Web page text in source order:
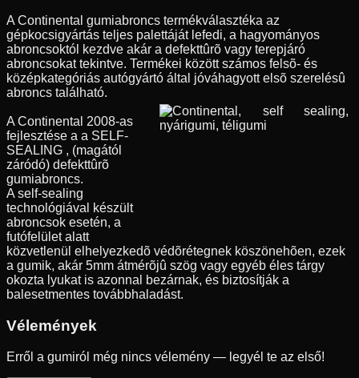
A Continental gumiabroncs termékválasztéka az
gépkocsigyártás teljes palettáját lefedi, a hagyományos
abroncsoktól kezdve akár a defekttûrõ vagy terepjáró
abroncsokat tekintve. Termékei között számos felsõ- és
középkategóriás autógyártó által jóváhagyott elsõ szerelésû
abroncs található.
A Continental 2008-as
fejlesztése a a SELF-
SEALING , (magától
záródó) defekttûrõ
gumiabroncs.
A self-sealing
technológiával készült
abroncsok esetén, a
futófelület alatt
közvetlenül elhelyezkedõ védõrétegnek köszönehõen, ezek
a gumik, akár 5mm átmérõjû szög vagy egyéb éles tárgy
okozta lyukat is azonnal bezárnak, és biztosítják a
balesetmentes továbbhaladást.
Vélemények
Erről a gumiról még nincs vélemény — legyél te az első!